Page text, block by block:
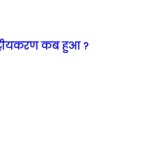
कब हुआ ?